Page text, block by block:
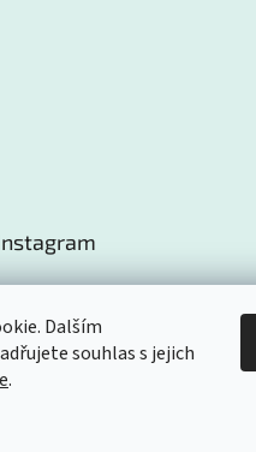
Dalším
souhlas s jejich
.